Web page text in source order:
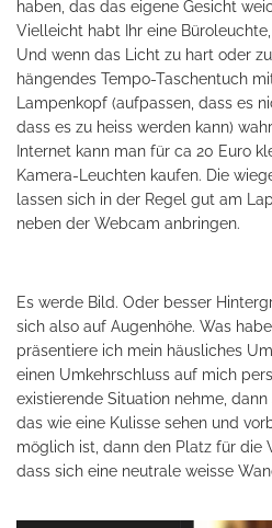
haben, das das eigene Gesicht
Vielleicht habt Ihr eine
Und wenn das Licht zu hart oder
hängendes Tempo-Taschentuch
Lampenkopf (aufpassen, dass es
dass es zu heiss werden kann)
Internet kann man für ca 20 Euro
Kamera-Leuchten kaufen. Die
lassen sich in der Regel gut am
neben der Webcam anbringen.
Es werde Bild. Oder besser
sich also auf Augenhöhe. Was
präsentiere ich mein häusliches
einen Umkehrschluss auf mich
existierende Situation nehme,
das wie eine Kulisse sehen und
möglich ist, dann den Platz für die
dass sich eine neutrale weisse